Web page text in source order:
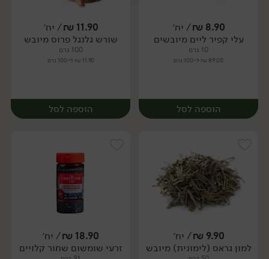
יח׳ יח׳
8.90
₪/ יח׳
עלי קפיר ליים מיובשים
10 גרם
89.00 ₪ ל-100 גרם
הוספה לסל
יח׳
11.90
₪/ יח׳
שורש גלנגל פרוס מיובש
100 גרם
11.90 ₪ ל-100 גרם
הוספה לסל
יח׳
9.90
₪/ יח׳
למון גראס (לימונית) מיובש
18.90
₪/ יח׳
זרעי שומשום שחור קלויים